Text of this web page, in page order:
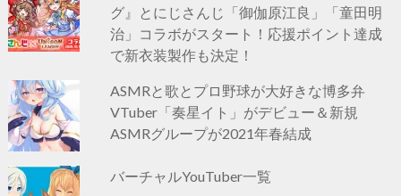
グ』とにじさんじ「御伽原江良」「童田明
治」コラボがスタート！応援ポイント達成
で新衣装製作も決定！
ASMRと歌とプロ野球が大好きな博多弁
VTuber「奏星イト」がデビュー＆新規
ASMRグループが2021年春結成
バーチャルYouTuber一覧